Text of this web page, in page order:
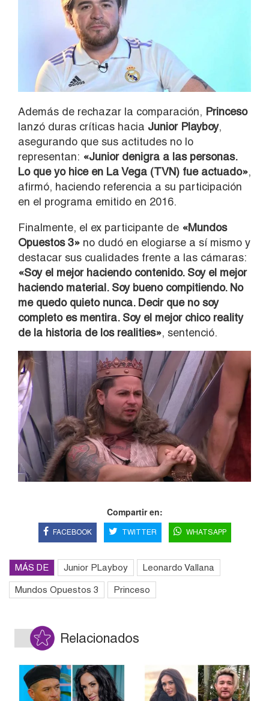
Además de rechazar la comparación, Princeso
lanzó duras críticas hacia Junior Playboy,
asegurando que sus actitudes no lo
representan: «Junior denigra a las personas.
Lo que yo hice en La Vega (TVN) fue actuado»,
afirmó, haciendo referencia a su participación
en el programa emitido en 2016.
Finalmente, el ex participante de «Mundos
Opuestos 3» no dudó en elogiarse a sí mismo y
destacar sus cualidades frente a las cámaras:
«Soy el mejor haciendo contenido. Soy el mejor
haciendo material. Soy bueno compitiendo. No
me quedo quieto nunca. Decir que no soy
completo es mentira. Soy el mejor chico reality
de la historia de los realities», sentenció.
Compartir en:
FACEBOOK TWITTER WHATSAPP
MÁS DE Junior PLayboy Leonardo Vallana
Mundos Opuestos 3 Princeso
Relacionados